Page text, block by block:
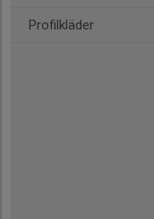
Profilkläder